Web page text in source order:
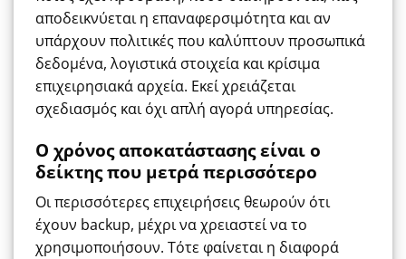
αποδεικνύεται η επαναφερσιμότητα και αν
υπάρχουν πολιτικές που καλύπτουν προσωπικά
δεδομένα, λογιστικά στοιχεία και κρίσιμα
επιχειρησιακά αρχεία. Εκεί χρειάζεται
σχεδιασμός και όχι απλή αγορά υπηρεσίας.
Ο χρόνος αποκατάστασης είναι ο
δείκτης που μετρά περισσότερο
Οι περισσότερες επιχειρήσεις θεωρούν ότι
έχουν backup, μέχρι να χρειαστεί να το
χρησιμοποιήσουν. Τότε φαίνεται η διαφορά